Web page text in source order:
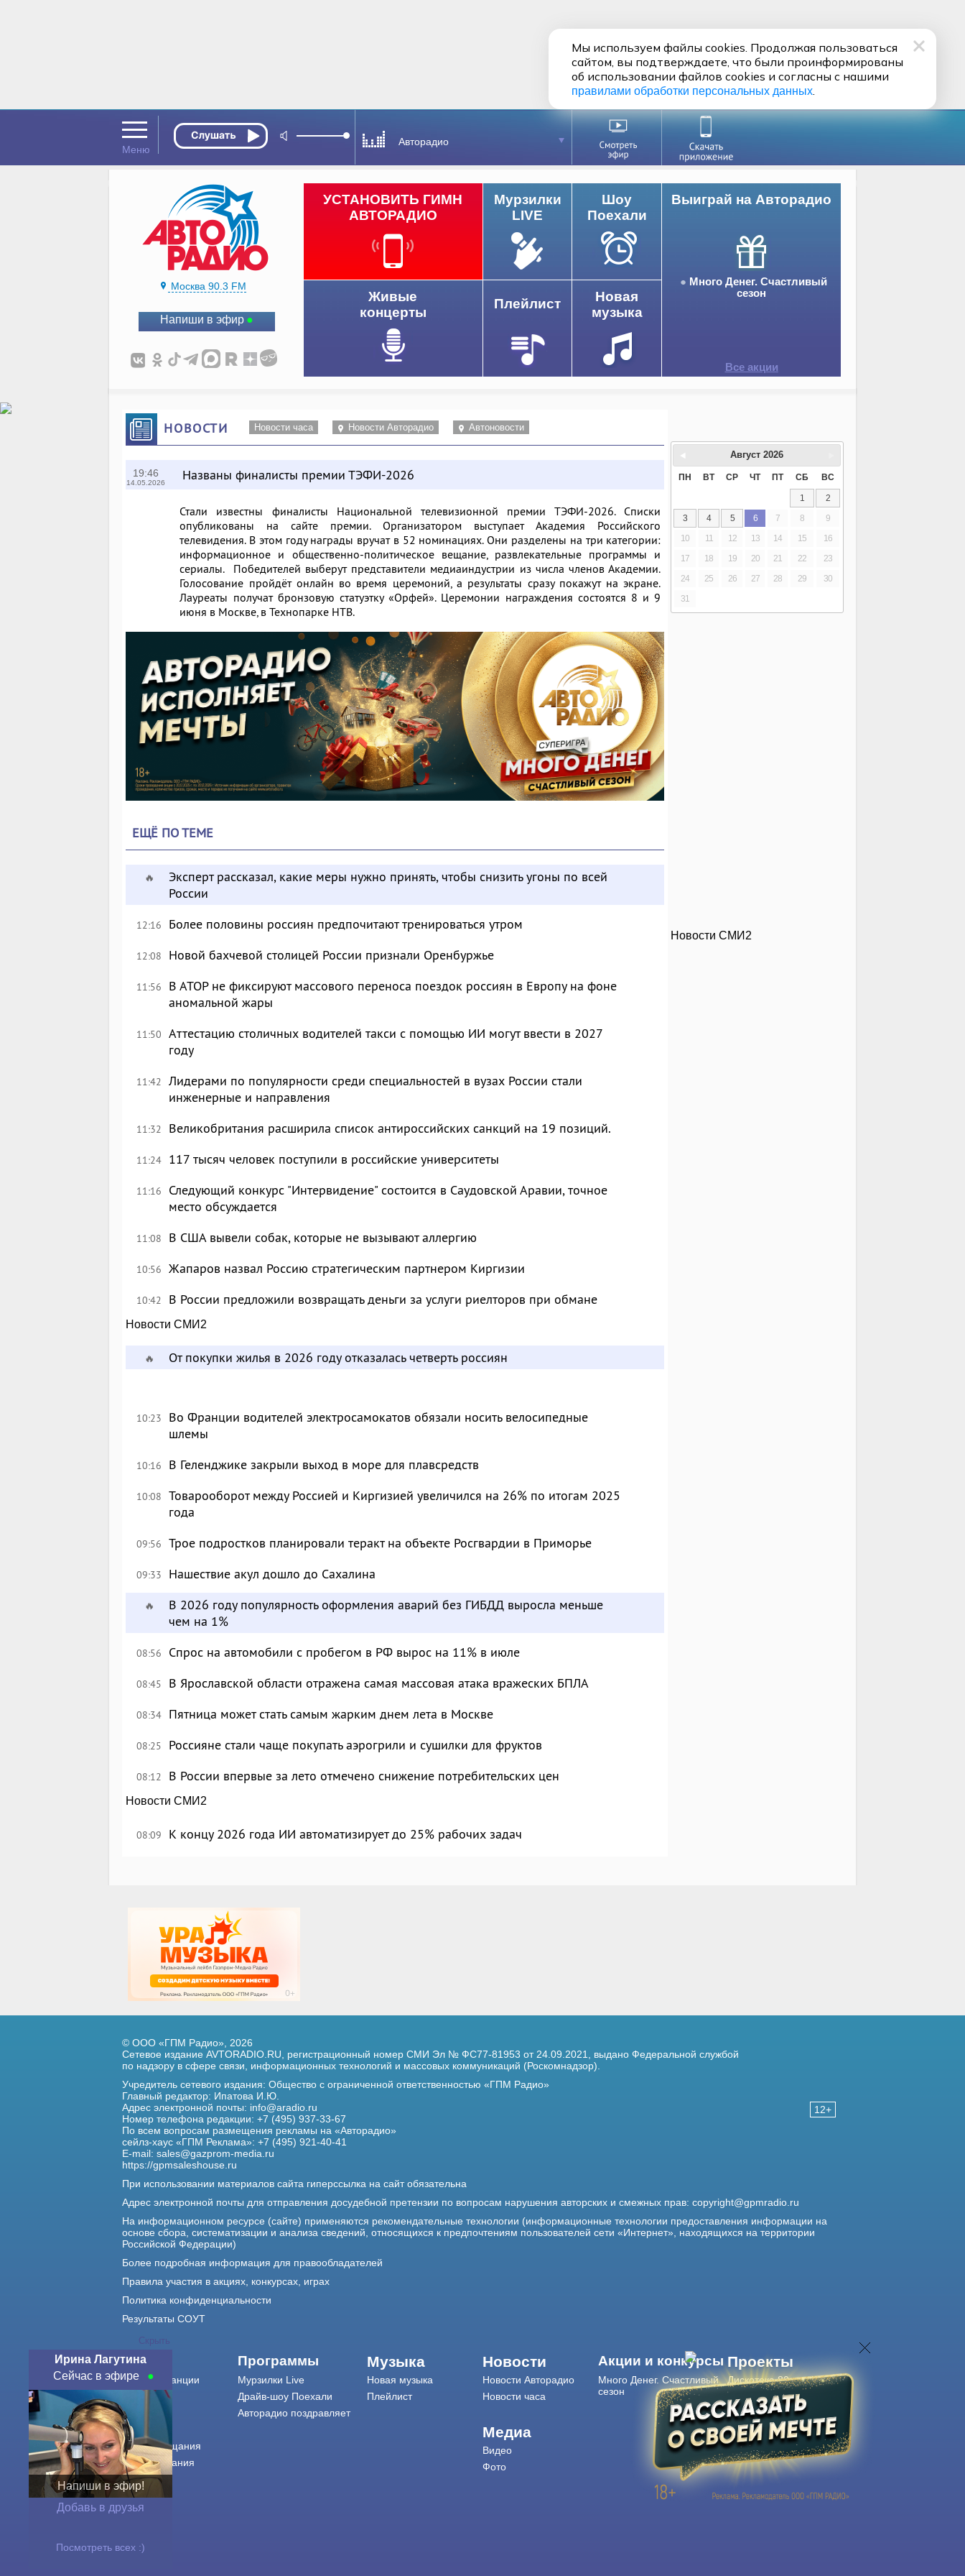
Авторадио
Москва 90.3 FM
Напиши в эфир
Выиграй на Авторадио
Много Денег. Счастливый
сезон
Все акции
УСТАНОВИТЬ ГИМН
АВТОРАДИО
Мурзилки
LIVE
Шоу
Поехали
Живые
концерты
Плейлист
Новая
музыка
НОВОСТИ Новости часа Новости Авторадио Автоновости
19:46
14.05.2026 Названы финалисты премии ТЭФИ-2026
Стали известны финалисты Национальной телевизионной премии ТЭФИ-2026. Списки
опубликованы на сайте премии. Организатором выступает Академия Российского
телевидения. В этом году награды вручат в 52 номинациях. Они разделены на три категории:
информационное и общественно-политическое вещание, развлекательные программы и
сериалы. Победителей выберут представители медиаиндустрии из числа членов Академии.
Голосование пройдёт онлайн во время церемоний, а результаты сразу покажут на экране.
Лауреаты получат бронзовую статуэтку «Орфей». Церемонии награждения состоятся 8 и 9
июня в Москве, в Технопарке НТВ.
ЕЩЁ ПО ТЕМЕ
🔥
Эксперт рассказал, какие меры нужно принять, чтобы снизить угоны по всей
России
12:16 Более половины россиян предпочитают тренироваться утром
12:08 Новой бахчевой столицей России признали Оренбуржье
11:56
В АТОР не фиксируют массового переноса поездок россиян в Европу на фоне
аномальной жары
11:50 Аттестацию столичных водителей такси с помощью ИИ могут ввести в 2027
году
11:42 Лидерами по популярности среди специальностей в вузах России стали
инженерные и направления
11:32 Великобритания расширила список антироссийских санкций на 19 позиций.
11:24 117 тысяч человек поступили в российские университеты
11:16
Следующий конкурс "Интервидение" состоится в Саудовской Аравии, точное
место обсуждается
11:08 В США вывели собак, которые не вызывают аллергию
10:56 Жапаров назвал Россию стратегическим партнером Киргизии
10:42 В России предложили возвращать деньги за услуги риелторов при обмане
Новости СМИ2
🔥 От покупки жилья в 2026 году отказалась четверть россиян
10:23
Во Франции водителей электросамокатов обязали носить велосипедные
шлемы
10:16 В Геленджике закрыли выход в море для плавсредств
10:08 Товарооборот между Россией и Киргизией увеличился на 26% по итогам 2025
года
09:56 Трое подростков планировали теракт на объекте Росгвардии в Приморье
09:33 Нашествие акул дошло до Сахалина
🔥
В 2026 году популярность оформления аварий без ГИБДД выросла меньше
чем на 1%
08:56 Спрос на автомобили с пробегом в РФ вырос на 11% в июле
08:45 В Ярославской области отражена самая массовая атака вражеских БПЛА
08:34 Пятница может стать самым жарким днем лета в Москве
08:25 Россияне стали чаще покупать аэрогрили и сушилки для фруктов
08:12 В России впервые за лето отмечено снижение потребительских цен
Новости СМИ2
08:09 К концу 2026 года ИИ автоматизирует до 25% рабочих задач
Август 2026
ПН ВТ СР ЧТ ПТ СБ ВС
1
2
3
4 5 6 7 8
9
10
11 12 13 14 15
16
17
18 19 20 21 22
23
24
25 26 27 28 29
30
31
Новости СМИ2
Скрыть
Ирина Лагутина
Сейчас в эфире
Напиши в эфир!
Добавь в друзья
Посмотреть всех :)
12+
© ООО «ГПМ Радио», 2026
Сетевое издание AVTORADIO.RU, регистрационный номер СМИ Эл № ФС77-81953 от 24.09.2021, выдано Федеральной службой
по надзору в сфере связи, информационных технологий и массовых коммуникаций (Роскомнадзор).
Учредитель сетевого издания: Общество с ограниченной ответственностью «ГПМ Радио»
Главный редактор: Ипатова И.Ю.
Адрес электронной почты: info@aradio.ru
Номер телефона редакции: +7 (495) 937-33-67
По всем вопросам размещения рекламы на «Авторадио»
сейлз-хаус «ГПМ Реклама»: +7 (495) 921-40-41
E-mail: sales@gazprom-media.ru
https://gpmsaleshouse.ru
При использовании материалов сайта гиперссылка на сайт обязательна
Адрес электронной почты для отправления досудебной претензии по вопросам нарушения авторских и смежных прав: copyright@gpmradio.ru
На информационном ресурсе (сайте) применяются рекомендательные технологии (информационные технологии предоставления информации на
основе сбора, систематизации и анализа сведений, относящихся к предпочтениям пользователей сети «Интернет», находящихся на территории
Российской Федерации)
Более подробная информация для правообладателей
Правила участия в акциях, конкурсах, играх
Политика конфиденциальности
Результаты СОУТ
О нас
О радиостанции
Команда
Контакты
Реклама
Города вещания
Сетка вещания
История
Оферта
Программы
Мурзилки Live
Драйв-шоу Поехали
Авторадио поздравляет
Музыка
Новая музыка
Плейлист
Новости
Новости Авторадио
Новости часа
Медиа
Видео
Фото
Акции и конкурсы
Много Денег. Счастливый
сезон
Проекты
Дискотека 80-х
Живые концерты
Журнал Авторадио
Авторадиов смартфоне
Мы используем файлы cookies. Продолжая пользоваться
сайтом, вы подтверждаете, что были проинформированы
об использовании файлов cookies и согласны с нашими
правилами обработки персональных данных.